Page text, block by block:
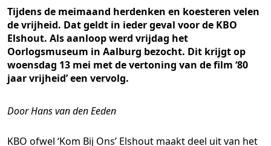
Tijdens de meimaand herdenken en koesteren velen
de vrijheid. Dat geldt in ieder geval voor de KBO
Elshout. Als aanloop werd vrijdag het
Oorlogsmuseum in Aalburg bezocht. Dit krijgt op
woensdag 13 mei met de vertoning van de film ‘80
jaar vrijheid’ een vervolg.
Door Hans van den Eeden
KBO ofwel ‘Kom Bij Ons’ Elshout maakt deel uit van het